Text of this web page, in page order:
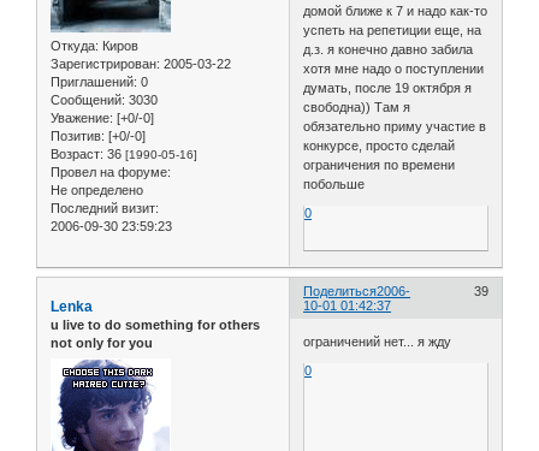
Откуда: Киров
Зарегистрирован: 2005-03-22
Приглашений: 0
Сообщений: 3030
Уважение: [+0/-0]
Позитив: [+0/-0]
Возраст: 36 [1990-05-16]
Провел на форуме:
Не определено
Последний визит:
2006-09-30 23:59:23
домой ближе к 7 и надо как-то
успеть на репетиции еще, на
д.з. я конечно давно забила
хотя мне надо о поступлении
думать, после 19 октября я
свободна)) Там я
обязательно приму участие в
конкурсе, просто сделай
ограничения по времени
побольше
0
Поделиться 39
2006-
10-01 01:42:37
Lenka
u live to do something for others
not only for you
ограничений нет... я жду
0